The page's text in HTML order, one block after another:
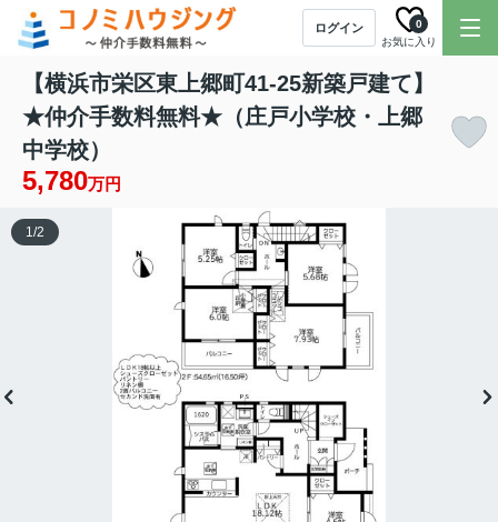
ログイン
お気に入り
0
【横浜市栄区東上郷町41-25新築戸建て】
★仲介手数料無料★（庄戸小学校・上郷
中学校）
5,780万円
1/2